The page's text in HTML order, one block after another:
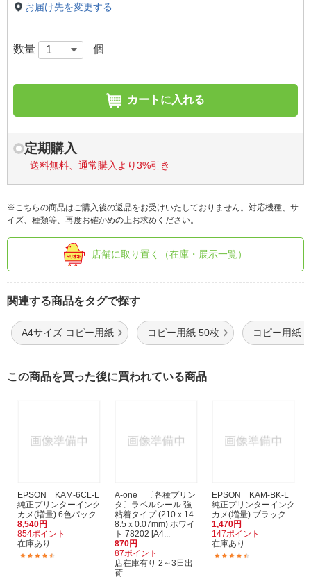
お届け先を変更する
数量 個
カートに入れる
定期購入
送料無料、通常購入より3%引き
※こちらの商品はご購入後の返品をお受けいたしておりません。対応機種、サ
イズ、種類等、再度お確かめの上お求めください。
店舗に取り置く（在庫・展示一覧）
関連する商品をタグで探す
A4サイズ コピー用紙 コピー用紙 50枚 コピー用紙
この商品を買った後に買われている商品
EPSON KAM-6CL-L
純正プリンターインク
カメ(増量) 6色パック
8,540円
854ポイント
在庫あり
A-one 〔各種プリン
タ〕ラベルシール 強
粘着タイプ (210ｘ14
8.5ｘ0.07mm) ホワイ
ト 78202 [A4...
870円
87ポイント
店在庫有り 2～3日出
荷
EPSON KAM-BK-L
純正プリンターインク
カメ(増量) ブラック
1,470円
147ポイント
在庫あり